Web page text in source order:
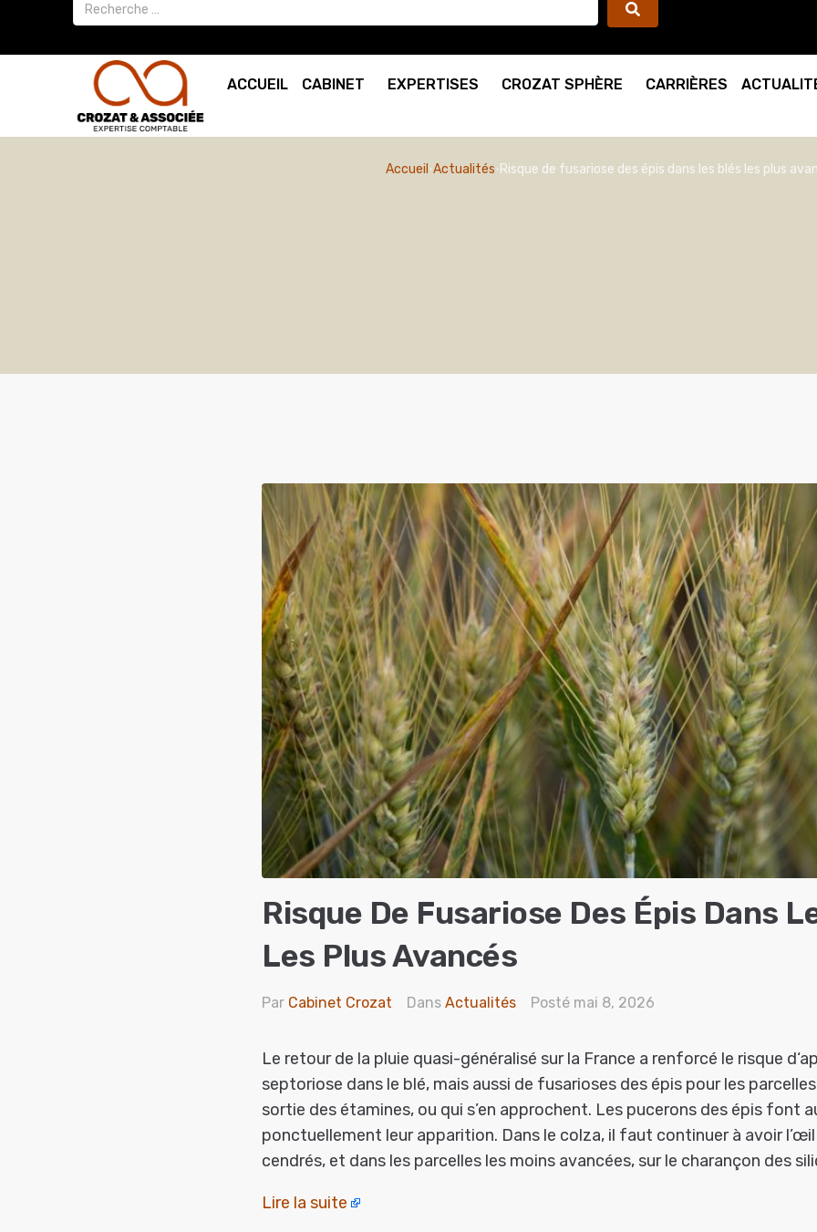
ACCUEIL CABINET EXPERTISES CROZAT SPHÈRE CARRIÈRES
Accueil Actualités Risque de fusariose des épis dans les blés les plus
Risque De Fusariose Des Épis Dans
Les Plus Avancés
Par Cabinet Crozat Dans Actualités Posté mai 8, 2026
Le retour de la pluie quasi-généralisé sur la France a renforcé le risque
septoriose dans le blé, mais aussi de fusarioses des épis pour les
sortie des étamines, ou qui s’en approchent. Les pucerons des épis font
ponctuellement leur apparition. Dans le colza, il faut continuer à avoir
cendrés, et dans les parcelles les moins avancées, sur le charançon des
Lire la suite